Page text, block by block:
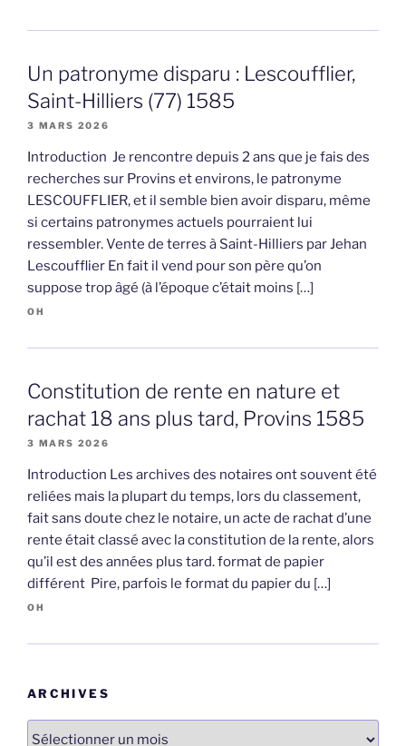
Un patronyme disparu : Lescoufflier,
Saint-Hilliers (77) 1585
3 MARS 2026
Introduction Je rencontre depuis 2 ans que je fais des
recherches sur Provins et environs, le patronyme
LESCOUFFLIER, et il semble bien avoir disparu, même
si certains patronymes actuels pourraient lui
ressembler. Vente de terres à Saint-Hilliers par Jehan
Lescoufflier En fait il vend pour son père qu’on
suppose trop âgé (à l’époque c’était moins […]
OH
Constitution de rente en nature et
rachat 18 ans plus tard, Provins 1585
3 MARS 2026
Introduction Les archives des notaires ont souvent été
reliées mais la plupart du temps, lors du classement,
fait sans doute chez le notaire, un acte de rachat d’une
rente était classé avec la constitution de la rente, alors
qu’il est des années plus tard. format de papier
différent Pire, parfois le format du papier du […]
OH
ARCHIVES
Archives